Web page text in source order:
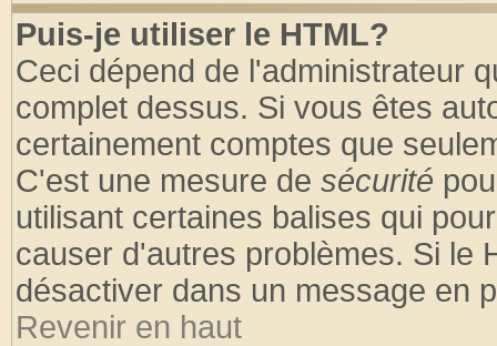
Puis-je utiliser le HTML?
Ceci dépend de l'administrateur
complet dessus. Si vous êtes
certainement comptes que
C'est une mesure de sécurité
utilisant certaines balises qui
causer d'autres problèmes. Si le
désactiver dans un message en
Revenir en haut